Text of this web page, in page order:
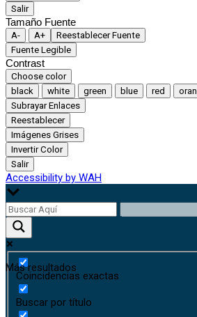
Salir
Tamaño Fuente
A- A+
Reestablecer Fuente
Fuente Legible
Contrast
Choose color
black
white green blue red
Subrayar Enlaces
Reestablecer
Imágenes Grises
Invertir Color
Salir
Accessibility by WAH
Más resultados
Coincidencias exactas
Buscar por título